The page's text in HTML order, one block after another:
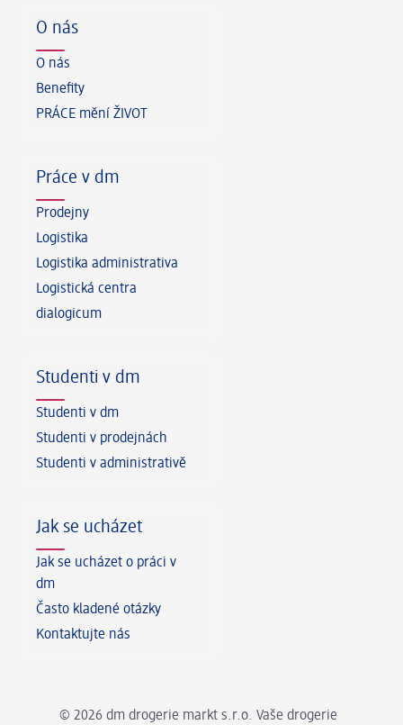
© 2026 dm drogerie markt s.r.o. Vaše drogerie
O nás
O nás
Benefity
PRÁCE mění ŽIVOT
Práce v dm
Prodejny
Logistika
Logistika administrativa
Logistická centra
dialogicum
Studenti v dm
Studenti v dm
Studenti v prodejnách
Studenti v administrativě
Jak se ucházet
Jak se ucházet o práci v
dm
Často kladené otázky
Kontaktujte nás